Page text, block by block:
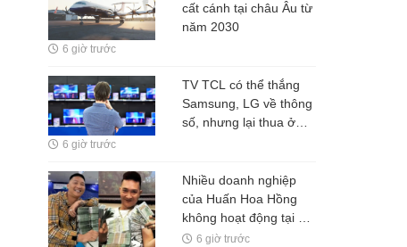
cất cánh tại châu Âu từ
năm 2030
6 giờ trước
TV TCL có thể thắng
Samsung, LG về thông
số, nhưng lại thua ở
6 giờ trước
Nhiều doanh nghiệp
của Huấn Hoa Hồng
không hoạt động tại địa
chỉ đăng ký
6 giờ trước